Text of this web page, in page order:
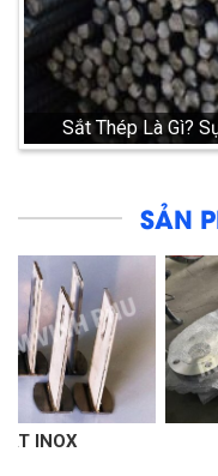
Sắt Thép Là Gì?
SẢN